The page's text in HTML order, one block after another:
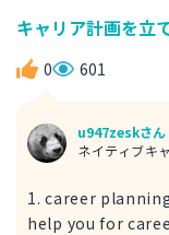
ら、make a
ますね」を言い換
きますから、
キャリア計画を立
0 601
u947zeskさん
ネイティブキ
1. career planning キャリア
help you for